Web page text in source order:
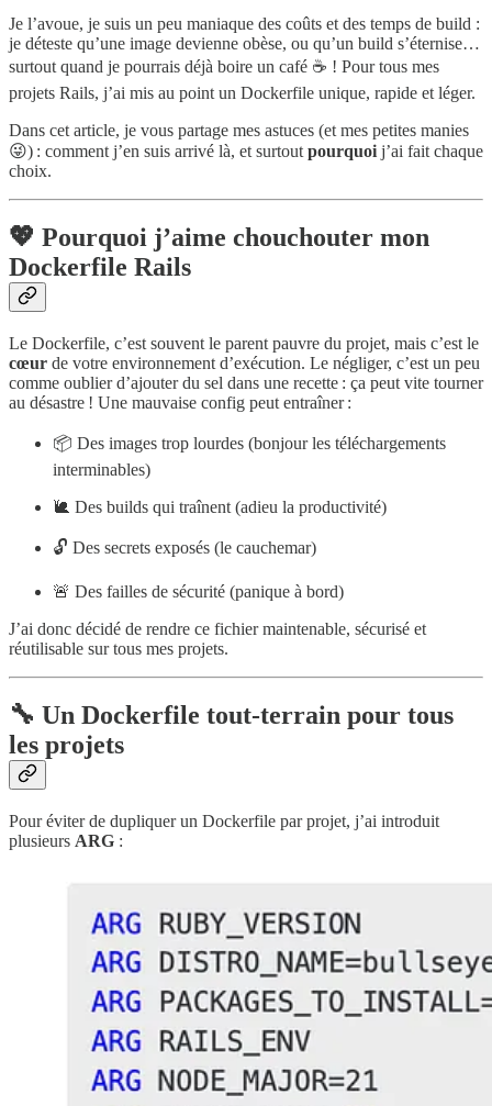
Je l’avoue, je suis un peu maniaque des coûts et des temps de build :
je déteste qu’une image devienne obèse, ou qu’un build s’éternise…
surtout quand je pourrais déjà boire un café ☕️ ! Pour tous mes
projets Rails, j’ai mis au point un Dockerfile unique, rapide et léger.
Dans cet article, je vous partage mes astuces (et mes petites manies
😜) : comment j’en suis arrivé là, et surtout pourquoi j’ai fait chaque
choix.
💖 Pourquoi j’aime chouchouter mon
Dockerfile Rails
Le Dockerfile, c’est souvent le parent pauvre du projet, mais c’est le
cœur de votre environnement d’exécution. Le négliger, c’est un peu
comme oublier d’ajouter du sel dans une recette : ça peut vite tourner
au désastre ! Une mauvaise config peut entraîner :
📦 Des images trop lourdes (bonjour les téléchargements
interminables)
🐌 Des builds qui traînent (adieu la productivité)
🔓 Des secrets exposés (le cauchemar)
🚨 Des failles de sécurité (panique à bord)
J’ai donc décidé de rendre ce fichier maintenable, sécurisé et
réutilisable sur tous mes projets.
🔧 Un Dockerfile tout-terrain pour tous
les projets
Pour éviter de dupliquer un Dockerfile par projet, j’ai introduit
plusieurs ARG :